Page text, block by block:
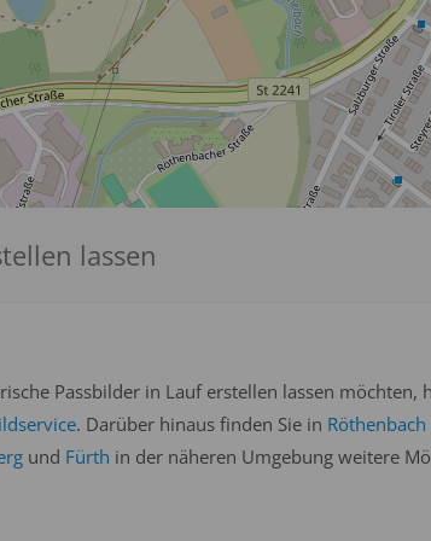
lassen
Passbilder in Lauf erstellen lassen möchten,
. Darüber hinaus finden Sie in
und Fürth in der näheren Umgebung weitere